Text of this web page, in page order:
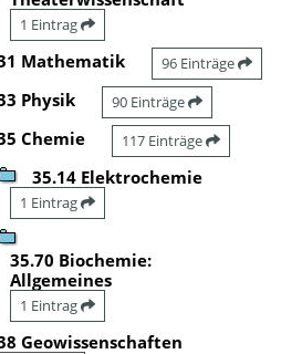
1 Eintrag
Mathematik 96 Einträge
Physik 90 Einträge
Chemie 117 Einträge
35.14 Elektrochemie
1 Eintrag
35.70 Biochemie:
Allgemeines
1 Eintrag
Geowissenschaften